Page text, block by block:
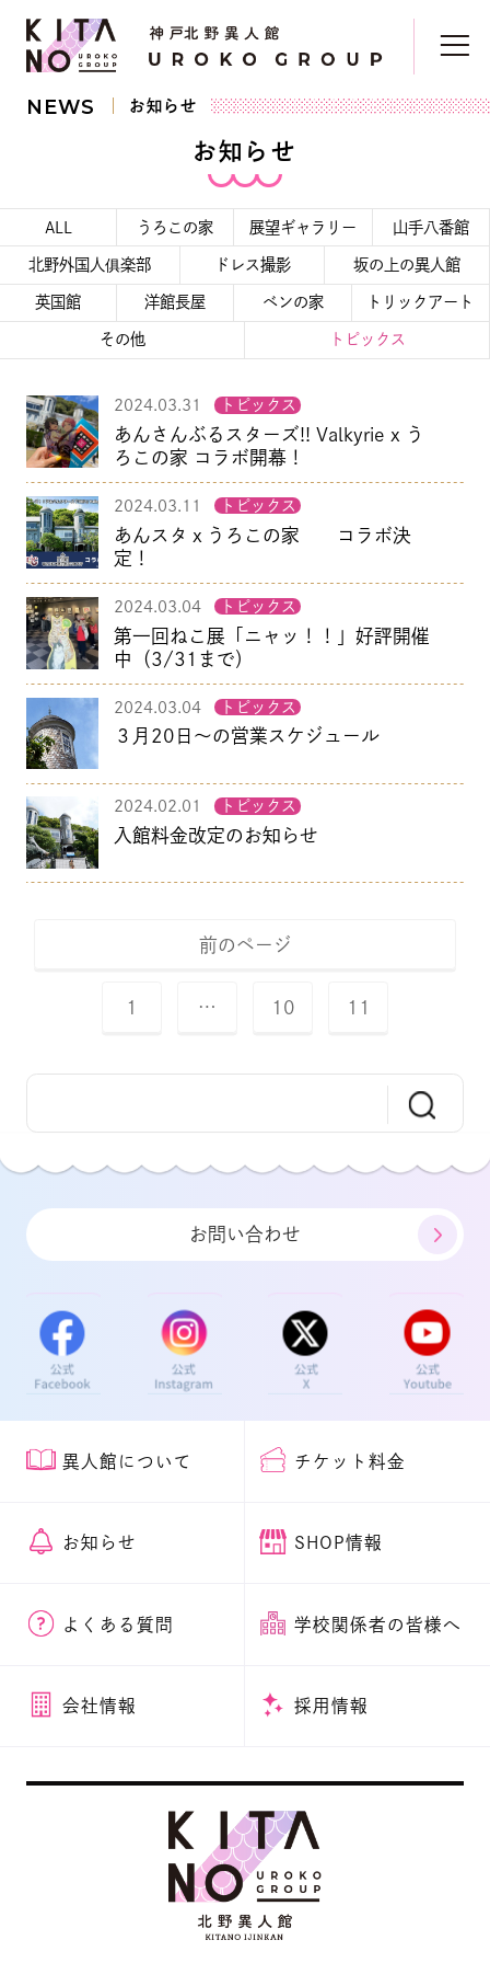
NEWS お知らせ
お知らせ
ALL うろこの家 展望ギャラリー 山手八番館
北野外国人俱楽部 ドレス撮影 坂の上の異人館
英国館 洋館長屋 ベンの家 トリックアート
その他 トピックス
2024.03.31 トピックス
あんさんぶるスターズ!! Valkyrie x う
ろこの家 コラボ開幕！
2024.03.11 トピックス
あんスタｘうろこの家 コラボ決
定！
2024.03.04 トピックス
第一回ねこ展「ニャッ！！」好評開催
中（3/31まで）
2024.03.04 トピックス
３月20日～の営業スケジュール
2024.02.01 トピックス
入館料金改定のお知らせ
前のページ
1 … 10 11
お問い合わせ
異人館について チケット料金
お知らせ SHOP情報
よくある質問 学校関係者の皆様へ
会社情報 採用情報